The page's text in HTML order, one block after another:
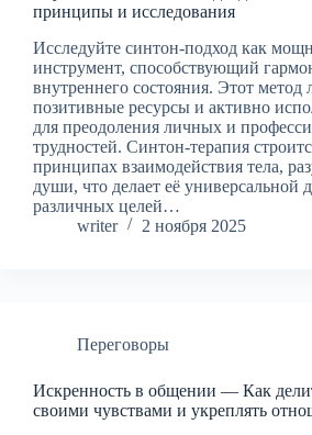
принципы и исследования
Исследуйте синтон-подход как
инструмент, способствующий
внутреннего состояния. Этот метод
позитивные ресурсы и активно
для преодоления личных и
трудностей. Синтон-терапия
принципах взаимодействия тела,
души, что делает её универсальной
различных целей…
writer
2 ноября 2025
Переговоры
Искренность в общении — Как
своими чувствами и укреплять